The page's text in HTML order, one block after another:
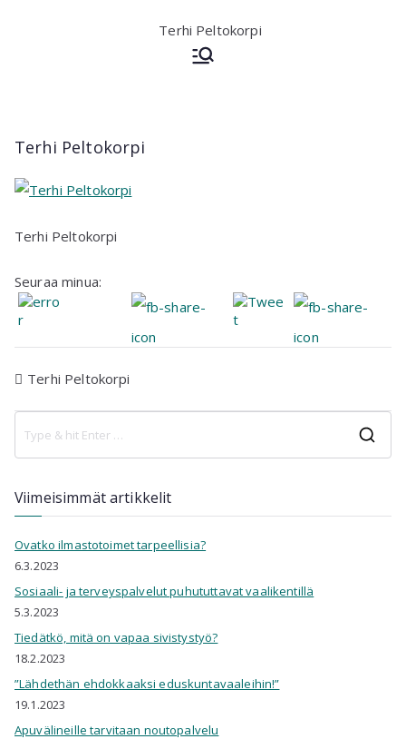
Terhi Peltokorpi
Terhi Peltokorpi
Terhi Peltokorpi
Seuraa minua:
Artikkelien
selaus
Terhi Peltokorpi
Viimeisimmät artikkelit
Ovatko ilmastotoimet tarpeellisia?
6.3.2023
Sosiaali- ja terveyspalvelut puhututtavat vaalikentillä
5.3.2023
Tiedätkö, mitä on vapaa sivistystyö?
18.2.2023
”Lähdethän ehdokkaaksi eduskuntavaaleihin!”
19.1.2023
Apuvälineille tarvitaan noutopalvelu